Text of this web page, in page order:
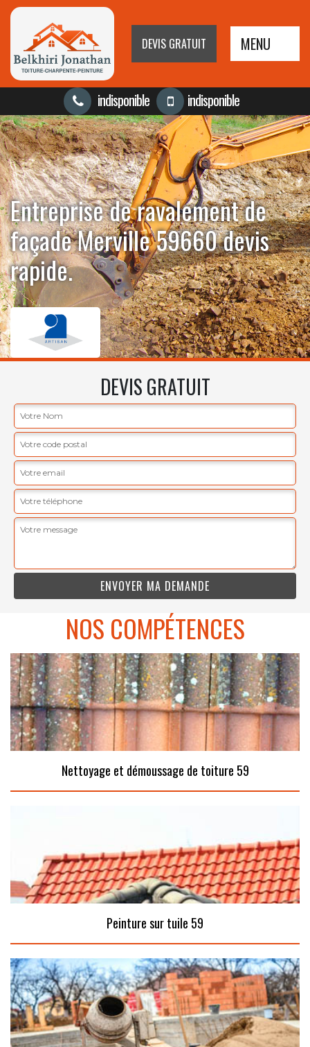
DEVIS GRATUIT MENU
indisponible indisponible
Entreprise de ravalement de
façade Merville 59660 devis
rapide.
DEVIS GRATUIT
NOS COMPÉTENCES
Nettoyage et démoussage de toiture 59
Peinture sur tuile 59